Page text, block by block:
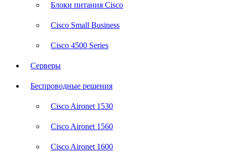
Блоки питания Cisco
Cisco Small Business
Cisco 4500 Series
Серверы
Беспроводные решения
Cisco Aironet 1530
Cisco Aironet 1560
Cisco Aironet 1600